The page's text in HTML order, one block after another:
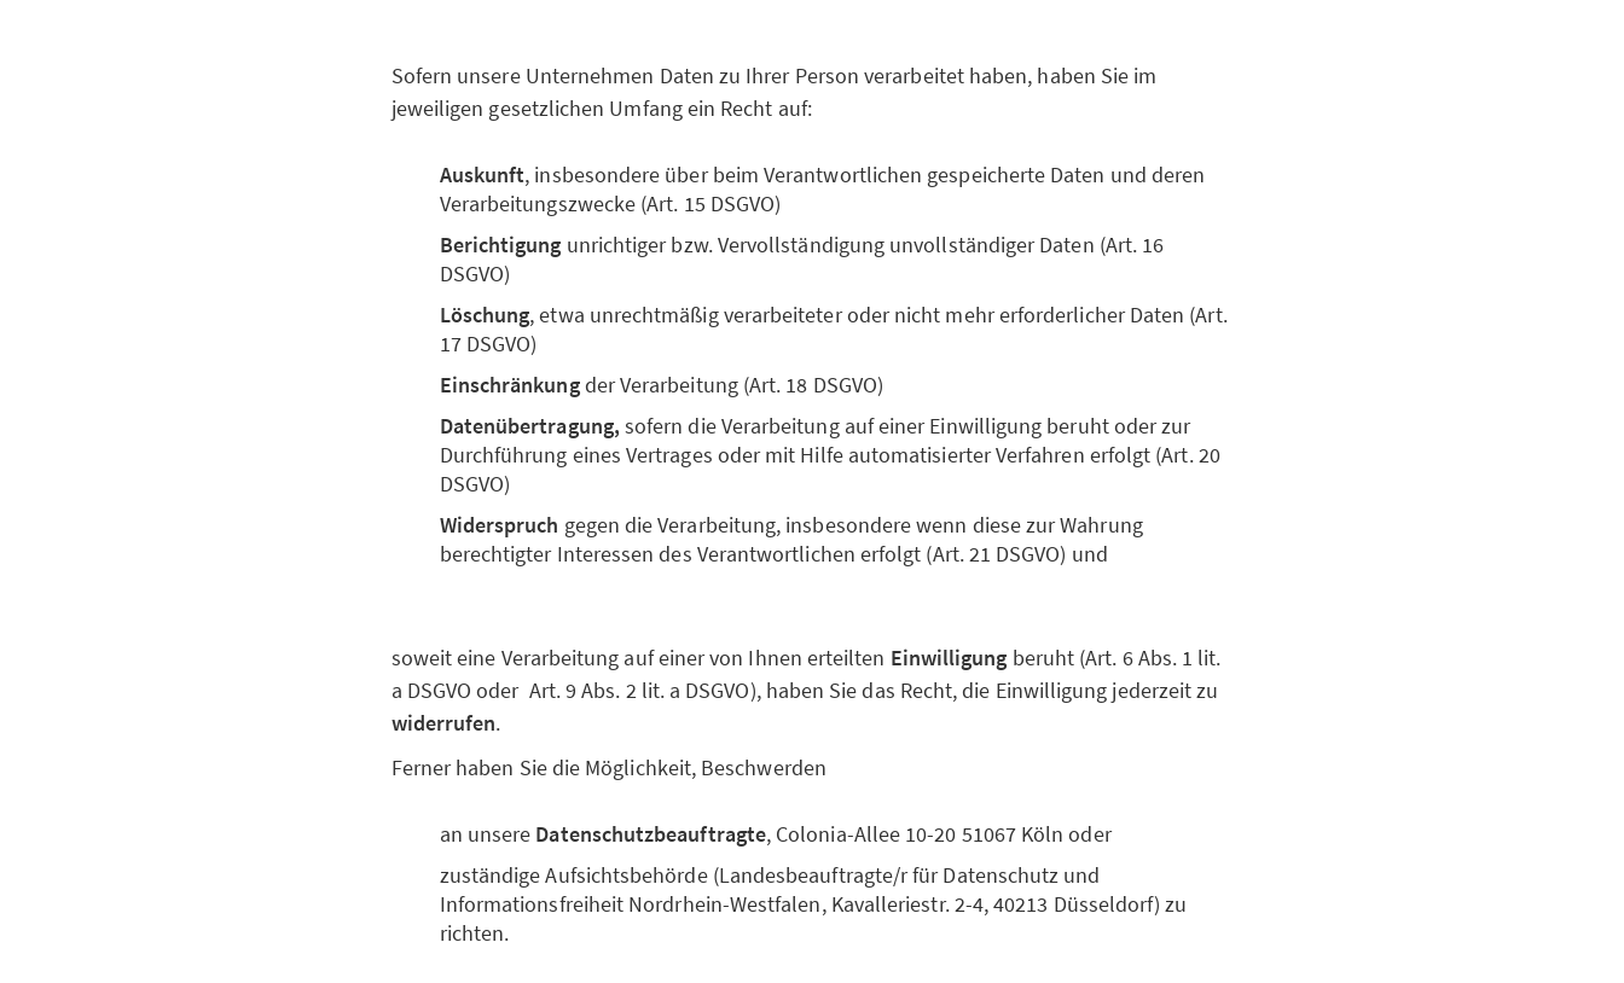
Sofern unsere Unternehmen Daten zu Ihrer Person verarbeitet haben, haben Sie im
jeweiligen gesetzlichen Umfang ein Recht auf:
Auskunft, insbesondere über beim Verantwortlichen gespeicherte Daten und deren
Verarbeitungszwecke (Art. 15 DSGVO)
Berichtigung unrichtiger bzw. Vervollständigung unvollständiger Daten (Art. 16
DSGVO)
Löschung, etwa unrechtmäßig verarbeiteter oder nicht mehr erforderlicher Daten (Art.
17 DSGVO)
Einschränkungder Verarbeitung (Art. 18 DSGVO)
Datenübertragung, sofern die Verarbeitung auf einer Einwilligung beruht oder zur
Durchführung eines Vertrages oder mit Hilfe automatisierter Verfahren erfolgt (Art. 20
DSGVO)
Widerspruch gegen die Verarbeitung, insbesondere wenn diese zur Wahrung
berechtigter Interessen des Verantwortlichen erfolgt (Art. 21 DSGVO) und
soweit eine Verarbeitung auf einer von Ihnen erteilten Einwilligung beruht (Art. 6 Abs. 1 lit.
a DSGVO oder Art. 9 Abs. 2 lit. a DSGVO), haben Sie das Recht, die Einwilligung jederzeit zu
widerrufen.
Ferner haben Sie die Möglichkeit, Beschwerden
an unsere Datenschutzbeauftragte, Colonia-Allee 10-20 51067 Köln oder
zuständige Aufsichtsbehörde (Landesbeauftragte/r für Datenschutz und
Informationsfreiheit Nordrhein-Westfalen, Kavalleriestr. 2-4, 40213 Düsseldorf) zu
richten.